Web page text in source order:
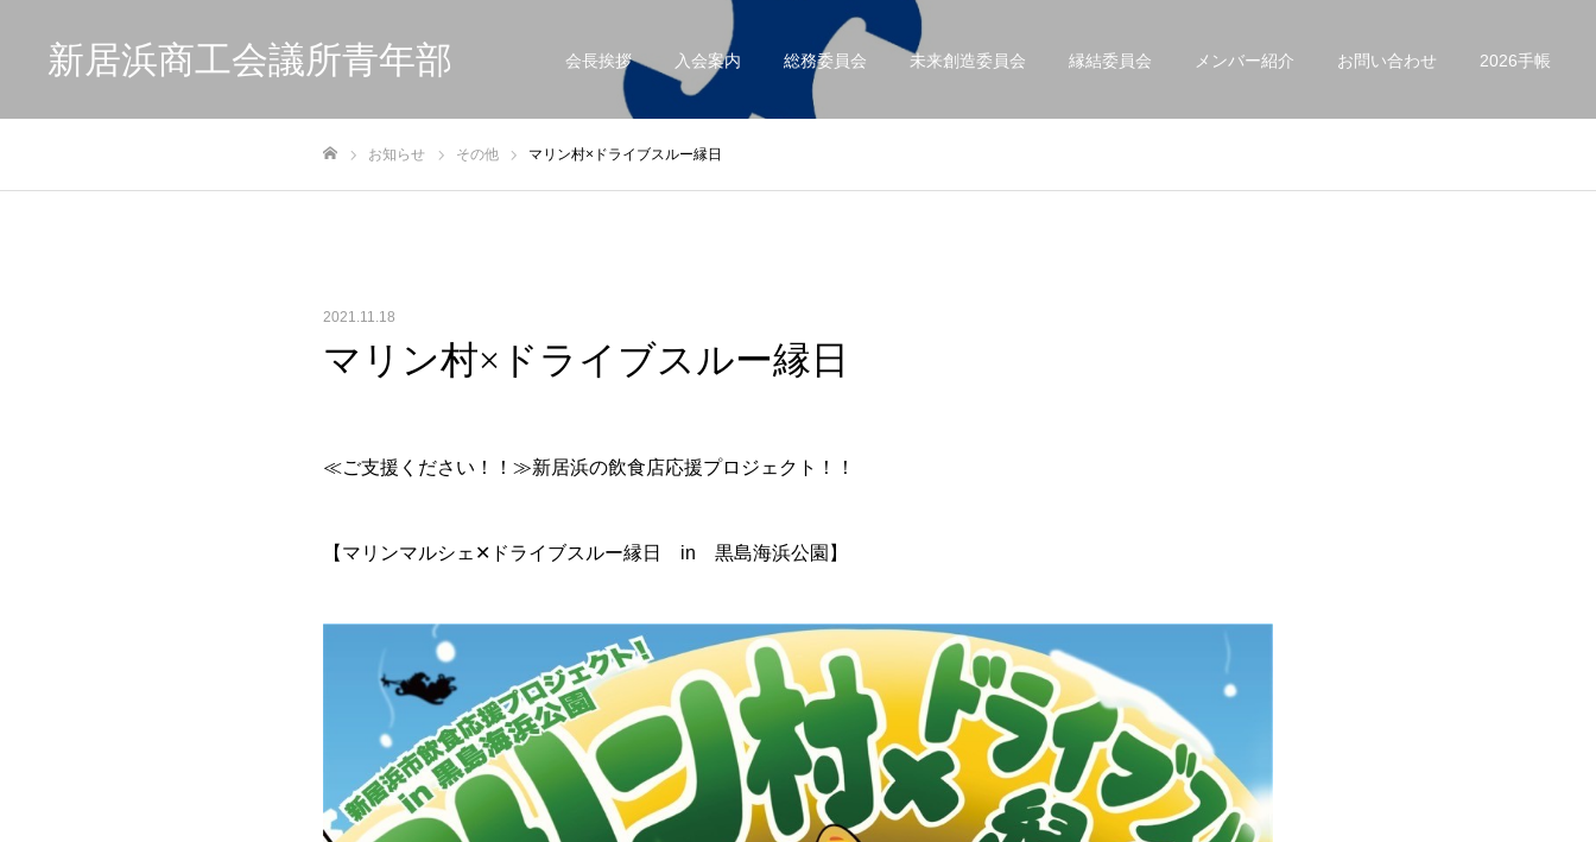
新居浜商工会議所青年部 会長挨拶 入会案内 総務委員会 未来創造委員会 縁結委員会 メンバー紹介 お問い合わせ 2026手帳
お知らせ その他 マリン村×ドライブスルー縁日
2021.11.18
マリン村×ドライブスルー縁日
≪ご支援ください！！≫新居浜の飲食店応援プロジェクト！！
【マリンマルシェ✕ドライブスルー縁日 in 黒島海浜公園】